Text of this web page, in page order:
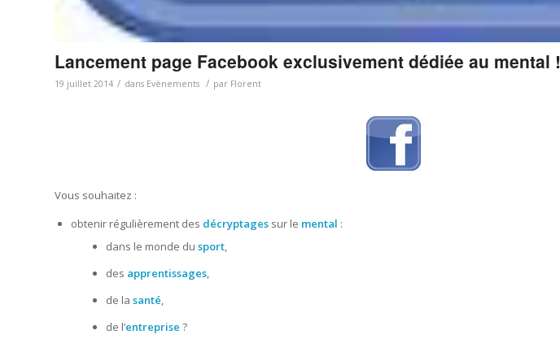
Lancement page Facebook exclusivement dédiée au mental !
19 juillet 2014 / dans Evènements / par Florent
Vous souhaitez :
obtenir régulièrement des décryptages sur le mental :
dans le monde du sport,
des apprentissages,
de la santé,
de l’entreprise ?